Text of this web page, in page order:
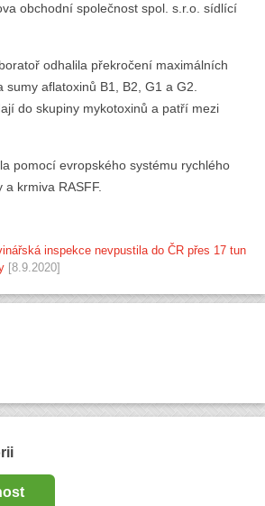
obchodní společnost spol. s.r.o. sídlící
odhalila překročení maximálních
sumy aflatoxinů B1, B2, G1 a G2.
do skupiny mykotoxinů a patří mezi
pomocí evropského systému rychlého
krmiva RASFF.
inspekce nevpustila do ČR přes 17 tun
[8.9.2020]